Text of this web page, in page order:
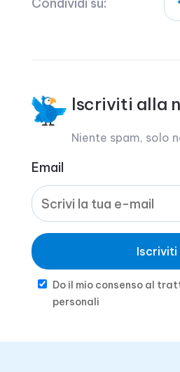
Condividi su:
Iscriviti alla
Niente spam, solo
Email
Iscriviti
Do il mio consenso al
personali